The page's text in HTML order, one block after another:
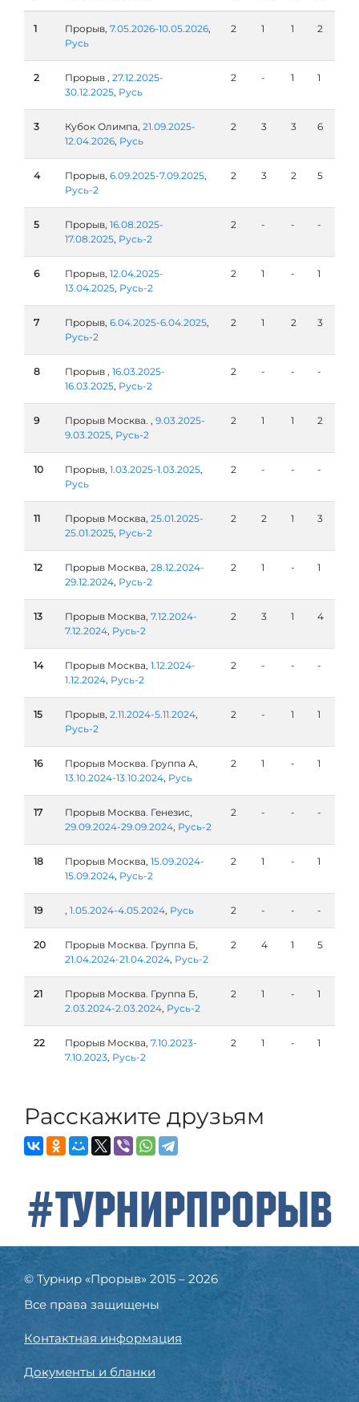
1 Прорыв, 7.05.2026-10.05.2026,
Русь
2 1 1 2
2 Прорыв , 27.12.2025-
30.12.2025, Русь
2 - 1 1
3 Кубок Олимпа, 21.09.2025-
12.04.2026, Русь
2 3 3 6
4 Прорыв, 6.09.2025-7.09.2025,
Русь-2
2 3 2 5
5 Прорыв, 16.08.2025-
17.08.2025, Русь-2
2 - - -
6 Прорыв, 12.04.2025-
13.04.2025, Русь-2
2 1 - 1
7 Прорыв, 6.04.2025-6.04.2025,
Русь-2
2 1 2 3
8 Прорыв , 16.03.2025-
16.03.2025, Русь-2
2 - - -
9 Прорыв Москва. , 9.03.2025-
9.03.2025, Русь-2
2 1 1 2
10 Прорыв, 1.03.2025-1.03.2025,
Русь
2 - - -
11 Прорыв Москва, 25.01.2025-
25.01.2025, Русь-2
2 2 1 3
12 Прорыв Москва, 28.12.2024-
29.12.2024, Русь-2
2 1 - 1
13 Прорыв Москва, 7.12.2024-
7.12.2024, Русь-2
2 3 1 4
14 Прорыв Москва, 1.12.2024-
1.12.2024, Русь-2
2 - - -
15 Прорыв, 2.11.2024-5.11.2024,
Русь-2
2 - 1 1
16
Прорыв Москва. Группа А,
13.10.2024-13.10.2024, Русь
2 1 - 1
17
Прорыв Москва. Генезис,
29.09.2024-29.09.2024, Русь-2
2 - - -
18 Прорыв Москва, 15.09.2024-
15.09.2024, Русь-2
2 1 - 1
19 , 1.05.2024-4.05.2024, Русь 2 - - -
20
Прорыв Москва. Группа Б,
21.04.2024-21.04.2024, Русь-2
2 4 1 5
21
Прорыв Москва. Группа Б,
2.03.2024-2.03.2024, Русь-2
2 1 - 1
22 Прорыв Москва, 7.10.2023-
7.10.2023, Русь-2
2 1 - 1
Расскажите друзьям
#ТурнирПрорыв
© Турнир «Прорыв» 2015 – 2026
Все права защищены
Контактная информация
Документы и бланки